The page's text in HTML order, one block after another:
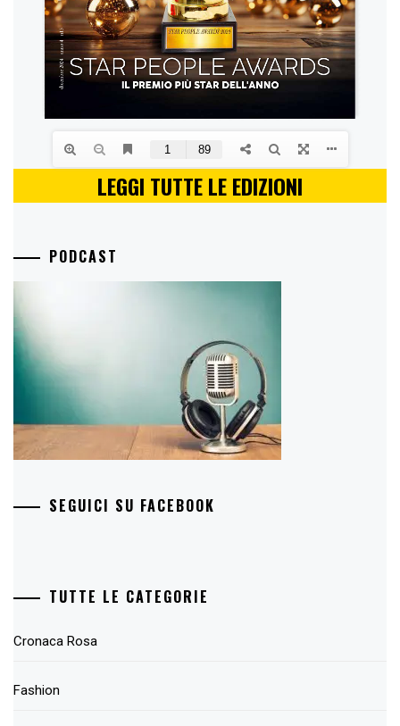
LEGGI TUTTE LE EDIZIONI
PODCAST
SEGUICI SU FACEBOOK
TUTTE LE CATEGORIE
Cronaca Rosa
Fashion